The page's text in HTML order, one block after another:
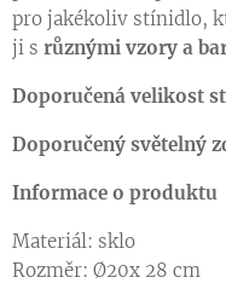
pro jakékoliv stínidlo,
ji s různými vzory a
Doporučená velikost
Doporučený světelný
Informace o produktu
Materiál: sklo
Rozměr: Ø20x 28 cm